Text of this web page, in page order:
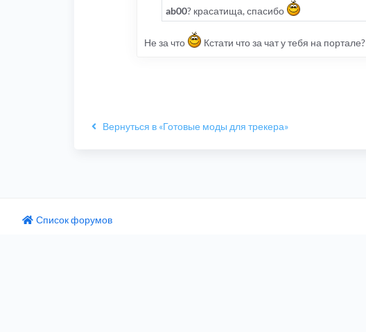
ab00? красатища, спасибо
Не за что Кстати что за чат у тебя на портале?
Вернуться в «Готовые моды для трекера»
Список форумов